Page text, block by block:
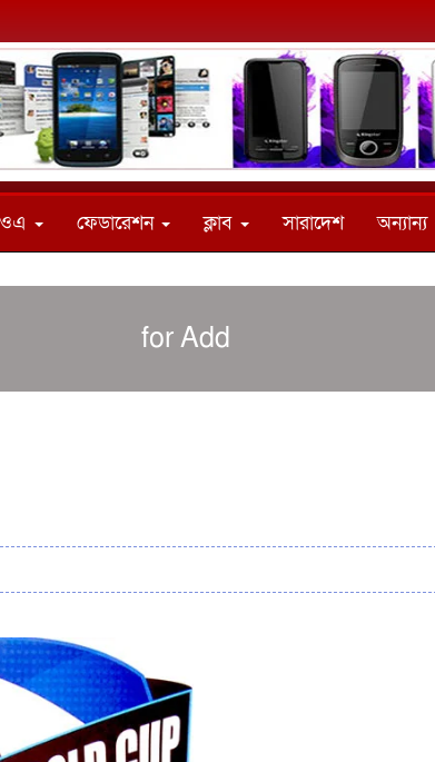
ফেডারেশন ক্লাব সারাদেশ অন্যান্য
for Add